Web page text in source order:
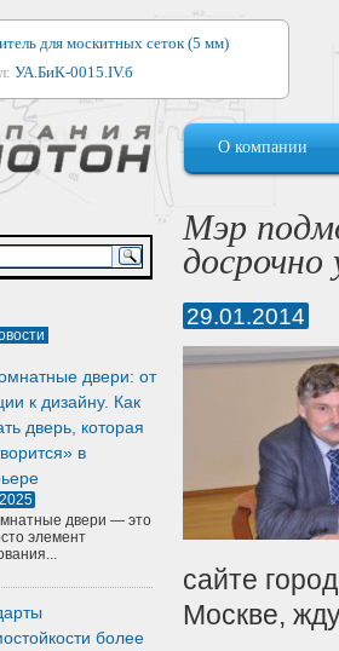
для москитных сеток (5 мм)
УА.БиК-0015.IV.б
для алюминиевых окон
1044
для деревянных окон
УМ.БиК-0062.IV.б
лоджиевый для (4, 5, 6 мм)
для деревянных дверей
О компании
двери: от
к дизайну. Как
дверь, которая
в
двери — это
элемент
более
Мэр
29.01.2014
сайте
Москве,